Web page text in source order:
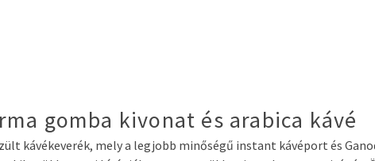
gomba kivonat és arabica kávé
kávékeverék, mely a legjobb minőségű instant kávéport és